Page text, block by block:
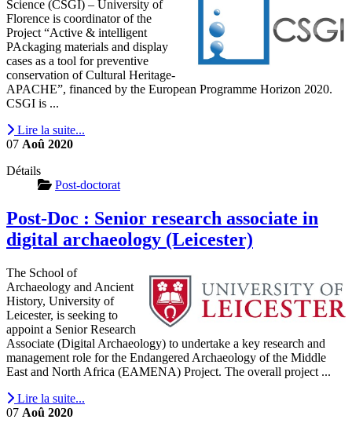
Science (CSGI) – University of
Florence is coordinator of the
Project “Active & intelligent
PAckaging materials and display
cases as a tool for preventive
conservation of Cultural Heritage-
APACHE”, financed by the European Programme Horizon 2020.
CSGI is ...
Lire la suite...
07 Aoû 2020
Détails
Post-doctorat
Post-Doc : Senior research associate in
digital archaeology (Leicester)
The School of
Archaeology and Ancient
History, University of
Leicester, is seeking to
appoint a Senior Research
Associate (Digital Archaeology) to undertake a key research and
management role for the Endangered Archaeology of the Middle
East and North Africa (EAMENA) Project. The overall project ...
Lire la suite...
07 Aoû 2020